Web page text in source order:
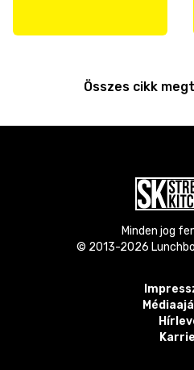
Összes cikk
Minden jog
© 2013-2026